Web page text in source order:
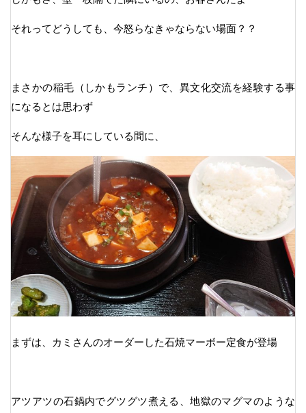
それってどうしても、今怒らなきゃならない場面？？
まさかの稲毛（しかもランチ）で、異文化交流を経験する事
になるとは思わず
そんな様子を耳にしている間に、
まずは、カミさんのオーダーした石焼マーボー定食が登場
アツアツの石鍋内でグツグツ煮える、地獄のマグマのような